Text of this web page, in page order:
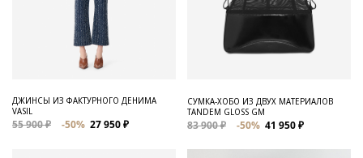
ДЖИНСЫ ИЗ ФАКТУРНОГО ДЕНИМА
VASIL
55 900 ₽ -50% 27 950 ₽
СУМКА-ХОБО ИЗ ДВУХ МАТЕРИАЛОВ
TANDEM GLOSS GM
83 900 ₽ -50% 41 950 ₽